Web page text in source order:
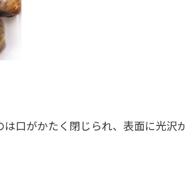
口がかたく閉じられ、表面に光沢